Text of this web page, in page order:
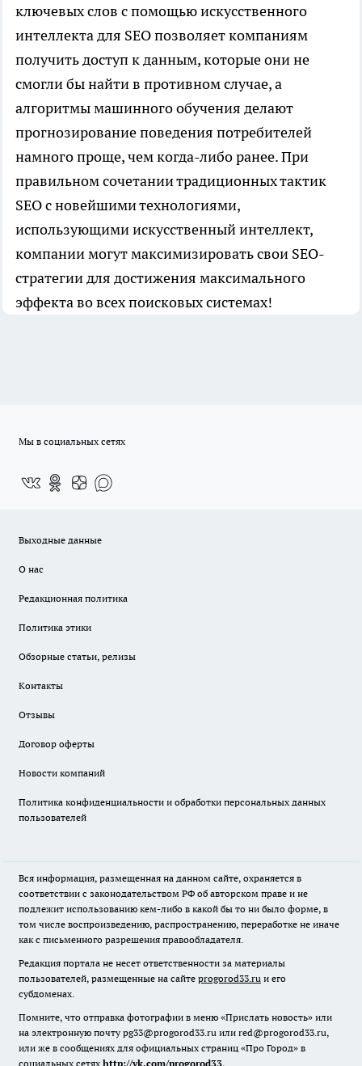
ключевых слов с помощью искусственного
интеллекта для SEO позволяет компаниям
получить доступ к данным, которые они не
смогли бы найти в противном случае, а
алгоритмы машинного обучения делают
прогнозирование поведения потребителей
намного проще, чем когда-либо ранее. При
правильном сочетании традиционных тактик
SEO с новейшими технологиями,
использующими искусственный интеллект,
компании могут максимизировать свои SEO-
стратегии для достижения максимального
эффекта во всех поисковых системах!
Мы в социальных сетях
Выходные данные
О нас
Редакционная политика
Политика этики
Обзорные статьи, релизы
Контакты
Отзывы
Договор оферты
Новости компаний
Политика конфиденциальности и обработки персональных данных
пользователей
Вся информация, размещенная на данном сайте, охраняется в
соответствии с законодательством РФ об авторском праве и не
подлежит использованию кем-либо в какой бы то ни было форме, в
том числе воспроизведению, распространению, переработке не иначе
как с письменного разрешения правообладателя.
Редакция портала не несет ответственности за материалы
пользователей, размещенные на сайте progorod33.ru и его
субдоменах.
Помните, что отправка фотографии в меню «Прислать новость» или
на электронную почту pg33@progorod33.ru или red@progorod33.ru,
или же в сообщениях для официальных страниц «Про Город» в
социальных сетях http://vk.com/progorod33,